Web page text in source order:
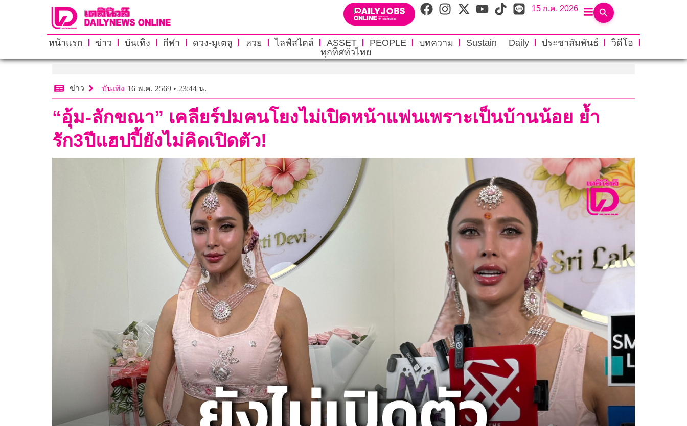
15 ก.ค. 2026
หน้าแรก ข่าว บันเทิง กีฬา ดวง-มูเตลู หวย ไลฟ์สไตล์ ASSET PEOPLE บทความ Sustain Daily ประชาสัมพันธ์
วิดีโอ
ทุกทิศทั่วไทย
ข่าว บันเทิง 16 พ.ค. 2569 • 23:44 น.
“อุ้ม-ลักขณา” เคลียร์ปมคนโยงไม่เปิดหน้าแฟนเพราะเป็นบ้านน้อย ย้ำ
รัก3ปีแฮปปี้ยังไม่คิดเปิดตัว!